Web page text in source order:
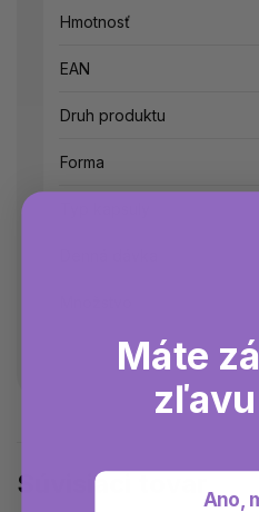
Hmotnosť
EAN
Druh produktu
Forma
Súvisiaci tovar
Máte
Ano,